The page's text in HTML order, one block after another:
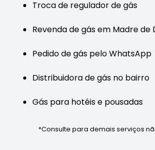
Troca de regulador de gás
Revenda de gás em Madre de
Pedido de gás pelo WhatsApp
Distribuidora de gás no bairro
Gás para hotéis e pousadas
*Consulte para demais serviços